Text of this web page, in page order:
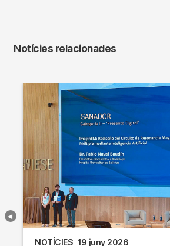
Notícies relacionades
NOTÍCIES 19 juny 2026